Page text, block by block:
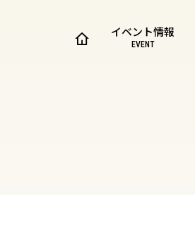
イベント情報
EVENT